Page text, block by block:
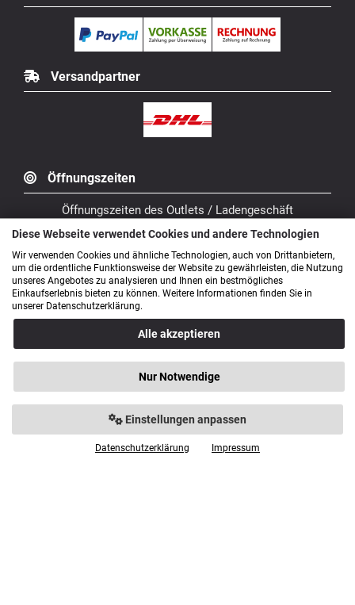
Versandpartner
Öffnungszeiten
Öffnungszeiten des Outlets / Ladengeschäft
Montag geschlossen
Dienstag geschlossen
Mittwoch geschlossen
Donnerstag 9.00 - 18.00 Uhr
Freitag 9.00 - 18.00 Uhr
Samstag 9.00 - 14.00 Uhr
Bürozeiten: Mo. - Fr. von 9.00 - 16.00 Uhr
Diese Webseite verwendet Cookies und andere Technologien
Wir verwenden Cookies und ähnliche Technologien, auch von Drittanbietern,
um die ordentliche Funktionsweise der Website zu gewährleisten, die Nutzung
unseres Angebotes zu analysieren und Ihnen ein bestmögliches
Einkaufserlebnis bieten zu können. Weitere Informationen finden Sie in
unserer Datenschutzerklärung.
Alle akzeptieren
Nur Notwendige
Einstellungen anpassen
Datenschutzerklärung Impressum